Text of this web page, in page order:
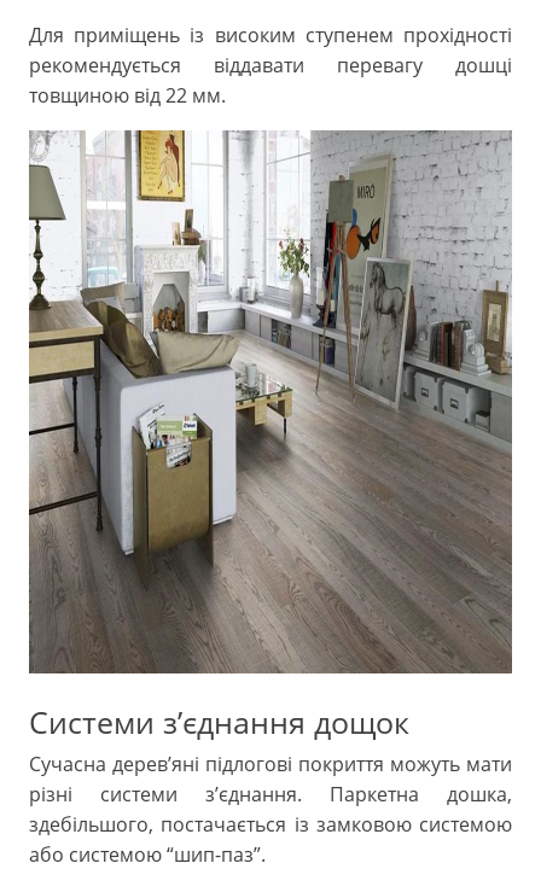
Для приміщень із високим ступенем прохідності
рекомендується віддавати перевагу дошці
товщиною від 22 мм.
Системи з’єднання дощок
Сучасна дерев’яні підлогові покриття можуть мати
різні системи з’єднання. Паркетна дошка,
здебільшого, постачається із замковою системою
або системою “шип-паз”.